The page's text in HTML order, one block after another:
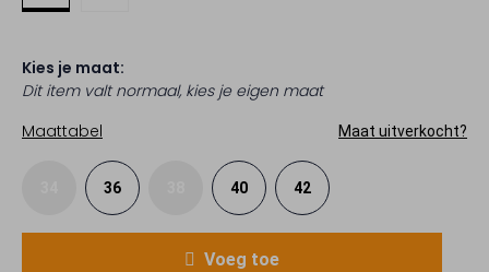
Kies je maat:
Dit item valt normaal, kies je eigen maat
Maattabel
Maat uitverkocht?
36 40 42
Voeg toe